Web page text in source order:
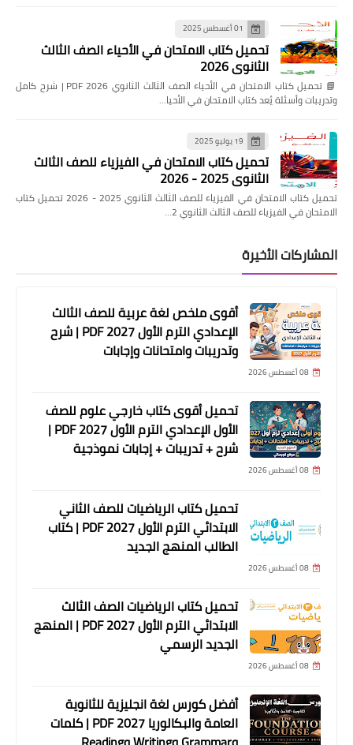
01 أغسطس 2025
تحميل كتاب الامتحان في الأحياء الصف الثالث
الثانوي 2026
📘 تحميل كتاب الامتحان في الأحياء الصف الثالث الثانوي 2026 PDF | شرح كامل
وتدريبات وأسئلة يُعد كتاب الامتحان في الأحيا…
19 يوليو 2025
تحميل كتاب الامتحان في الفيزياء للصف الثالث
الثانوي 2025 - 2026
تحميل كتاب الامتحان في الفيزياء للصف الثالث الثانوي 2025 - 2026 تحميل كتاب
الامتحان في الفيزياء للصف الثالث الثانوي 2…
المشاركات الأخيرة
أقوى ملخص لغة عربية للصف الثالث
الإعدادي الترم الأول 2027 PDF | شرح
وتدريبات وامتحانات وإجابات
08 أغسطس 2026
تحميل أقوى كتاب خارجي علوم للصف
الأول الإعدادي الترم الأول 2027 PDF |
شرح + تدريبات + إجابات نموذجية
08 أغسطس 2026
تحميل كتاب الرياضيات للصف الثاني
الابتدائي الترم الأول 2027 PDF | كتاب
الطالب المنهج الجديد
08 أغسطس 2026
تحميل كتاب الرياضيات الصف الثالث
الابتدائي الترم الأول 2027 PDF | المنهج
الجديد الرسمي
08 أغسطس 2026
أفضل كورس لغة انجليزية للثانوية
العامة والبكالوريا 2027 PDF | كلمات